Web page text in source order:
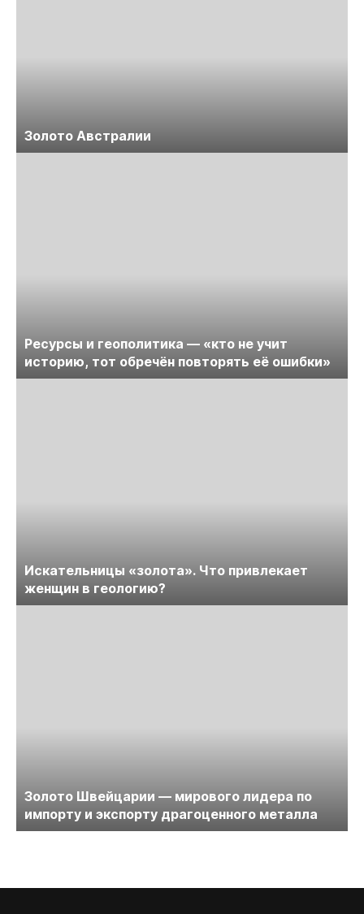
Золото Австралии
Ресурсы и геополитика — «кто не учит
историю, тот обречён повторять её ошибки»
Искательницы «золота». Что привлекает
женщин в геологию?
Золото Швейцарии — мирового лидера по
импорту и экспорту драгоценного металла